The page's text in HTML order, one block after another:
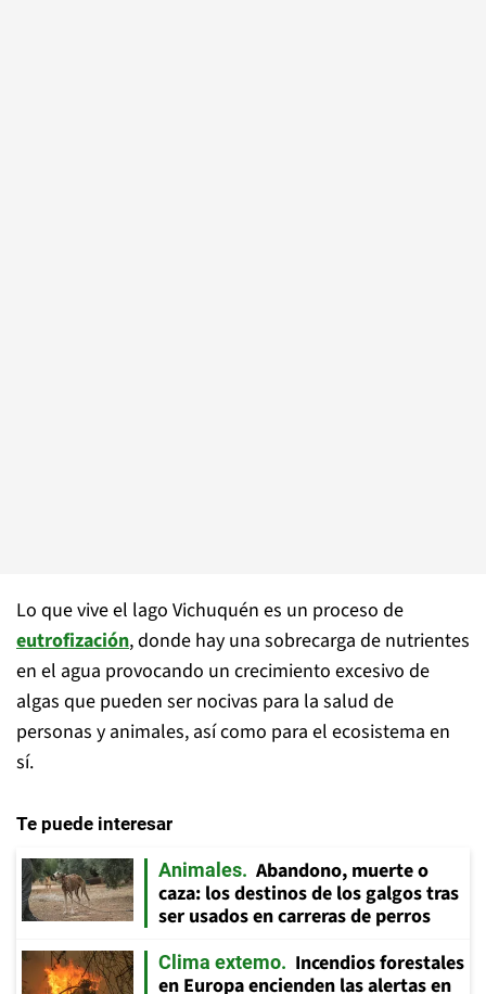
Lo que vive el lago Vichuquén es un proceso de
eutrofización, donde hay una sobrecarga de nutrientes
en el agua provocando un crecimiento excesivo de
algas que pueden ser nocivas para la salud de
personas y animales, así como para el ecosistema en
sí.
Te puede interesar
Animales
Abandono, muerte o
caza: los destinos de los galgos tras
ser usados en carreras de perros
Clima extemo
Incendios forestales
en Europa encienden las alertas en